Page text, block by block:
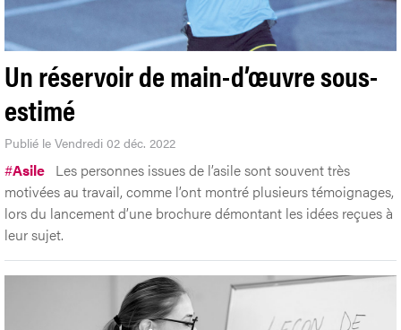
Un réservoir de main-d’œuvre sous-
estimé
Publié le Vendredi 02 déc. 2022
#Asile Les personnes issues de l’asile sont souvent très
motivées au travail, comme l’ont montré plusieurs témoignages,
lors du lancement d’une brochure démontant les idées reçues à
leur sujet.